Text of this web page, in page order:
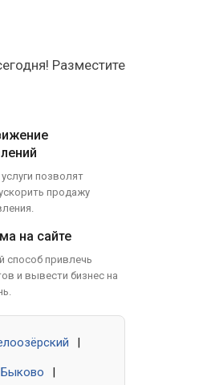
Разместите
позволят
продажу
на сайте
способ привлечь
и вывести бизнес на
Быково